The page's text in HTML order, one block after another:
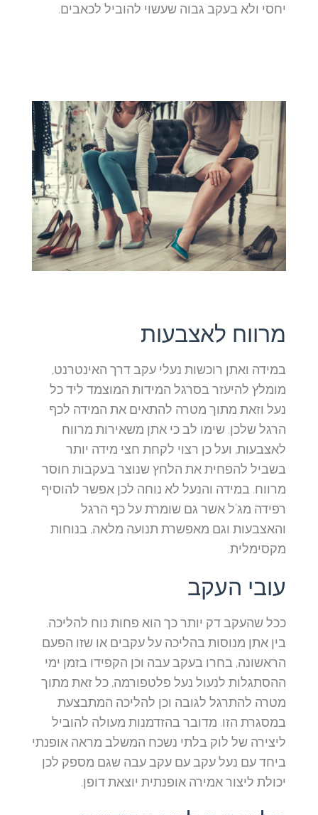
יחסי ולא בעקב גבוה שעשוי להוביל לכאבים.
מרווח לאצבעות
במידה ואתן רוכשות נעלי עקב דרך האינטרנט,
מומלץ להיעזר בסרגל המידות המוצמד ליד כל
נעל וזאת מתוך מטרה להתאים את המידה לכף
הרגל שלכן. שימו לב כי אתן משאירות מרווח
לאצבעות, ועל כן רצוי לקחת חצי מידה יותר
בשביל להפחית את הלחץ שנוצר בעקבות חוסר
מרווח. במידה והנעל לא נוחה לכן אפשר להוסיף
רפידה מג'ל אשר גם שומרת על כף הרגל
והאצבעות וגם מאפשרת תנועה מלאה, בנוחות
מקסימלית.
עובי העקב
ככל שהעקב דק יותר כך הוא פחות נוח להליכה.
בין אתן מנוסות בהליכה על עקבים או שזו הפעם
הראשונה, בחרו בעקב עבה וכן הקפידו בזמן ימי
ההסתגלות לנעול נעל פלטפורמה, כל זאת מתוך
מטרה להתרגל לגובה וכן להליכה המתבצעת
במסגרת הזו. מדובר בהזדמנות מעולה להוביל
ליצירה של לוק בלתי נשכח המשלב מראה אופנתי
ביחד עם נעל עקב עם עקב עבה שגם מספק לכן
יכולת ליצור אמירה אופנתית יוצאת דופן.